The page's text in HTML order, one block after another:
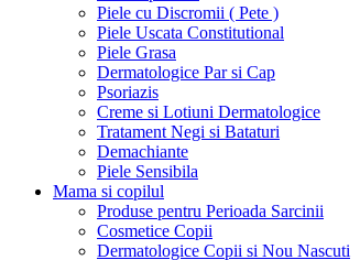
Piele cu Discromii ( Pete )
Piele Uscata Constitutional
Piele Grasa
Dermatologice Par si Cap
Psoriazis
Creme si Lotiuni Dermatologice
Tratament Negi si Bataturi
Demachiante
Piele Sensibila
Mama si copilul
Produse pentru Perioada Sarcinii
Cosmetice Copii
Dermatologice Copii si Nou Nascuti